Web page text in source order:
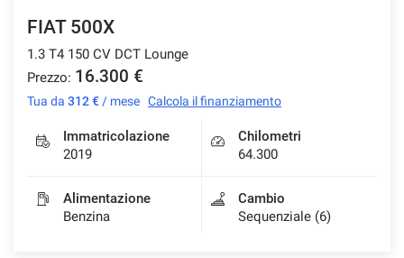
FIAT 500X
1.3 T4 150 CV DCT Lounge
Prezzo: 16.300 €
Tua da 312 € / mese Calcola il finanziamento
Immatricolazione
2019
Chilometri
64.300
Alimentazione
Benzina
Cambio
Sequenziale (6)